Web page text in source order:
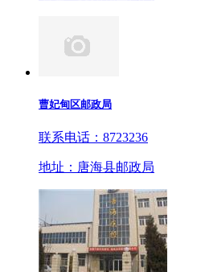
曹妃甸区邮政局
联系电话：8723236
地址：唐海县邮政局